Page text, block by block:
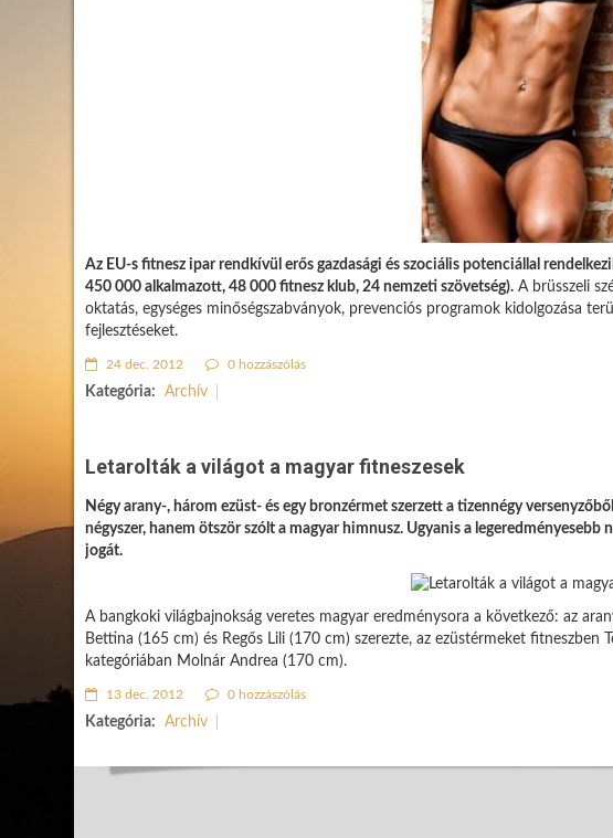
Az EU-s fitnesz ipar rendkívül erős gazdasági és szociális potenciállal
450 000 alkalmazott, 48 000 fitnesz klub, 24 nemzeti szövetség). A brüsszeli
oktatás, egységes minőségszabványok, prevenciós programok kidolgozása
fejlesztéseket.
24 dec. 2012 0 hozzászólás
Kategória: Archív
Letarolták a világot a magyar fitneszesek
Négy arany-, három ezüst- és egy bronzérmet szerzett a tizennégy
négyszer, hanem ötször szólt a magyar himnusz. Ugyanis a
jogát.
A bangkoki világbajnokság veretes magyar eredménysora a következő: az
Bettina (165 cm) és Regős Lili (170 cm) szerezte, az ezüstérmeket
kategóriában Molnár Andrea (170 cm).
13 dec. 2012 0 hozzászólás
Kategória: Archív